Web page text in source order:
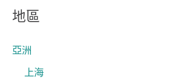
關
鍵
字
地區
亞洲
上海